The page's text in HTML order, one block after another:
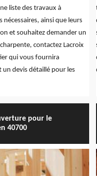
liste des travaux à
nécessaires, ainsi que leurs
et souhaitez demander un
contactez Lacroix
qui vous fournira
devis détaillé pour les
pour le
40700